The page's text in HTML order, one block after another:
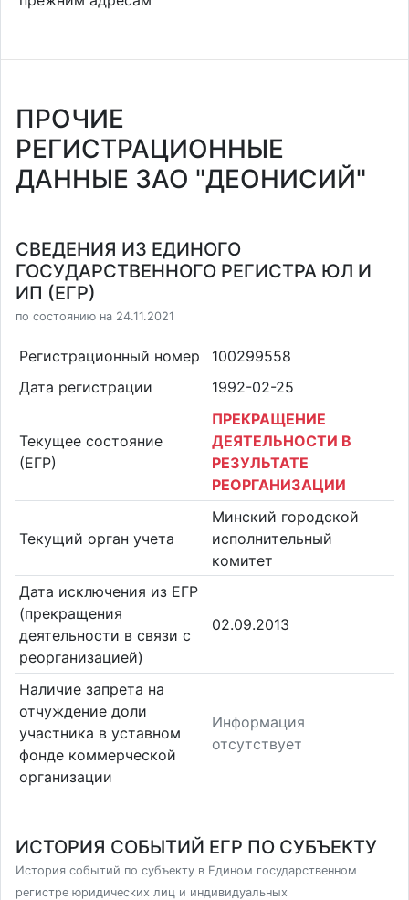
ПРОЧИЕ
РЕГИСТРАЦИОННЫЕ
ДАННЫЕ ЗАО "ДЕОНИСИЙ"
СВЕДЕНИЯ ИЗ ЕДИНОГО
ГОСУДАРСТВЕННОГО РЕГИСТРА ЮЛ И
ИП (ЕГР)
по состоянию на 24.11.2021
Регистрационный номер
100299558
Дата регистрации
1992-02-25
Текущее состояние
(ЕГР)
ПРЕКРАЩЕНИЕ
ДЕЯТЕЛЬНОСТИ В
РЕЗУЛЬТАТЕ
РЕОРГАНИЗАЦИИ
Текущий орган учета
Минский городской
исполнительный
комитет
Дата исключения из ЕГР
(прекращения
деятельности в связи с
реорганизацией)
02.09.2013
Наличие запрета на
отчуждение доли
участника в уставном
фонде коммерческой
организации
Информация
отсутствует
ИСТОРИЯ СОБЫТИЙ ЕГР ПО СУБЪЕКТУ
История событий по субъекту в Едином государственном
регистре юридических лиц и индивидуальных